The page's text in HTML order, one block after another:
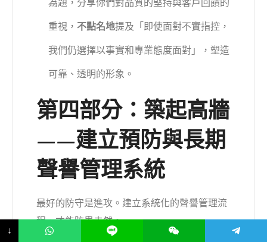
為題，分享你們對品質的堅持與客戶回饋的
重視， 不點名地提及「即使面對不實指控，
我們仍選擇以事實和專業態度面對」，塑造
可靠、透明的形象。
第四部分：築起高牆
——建立預防與長期
聲譽管理系統
最好的防守是進攻。建立系統化的聲譽管理流
程，才能防患未然。
↓